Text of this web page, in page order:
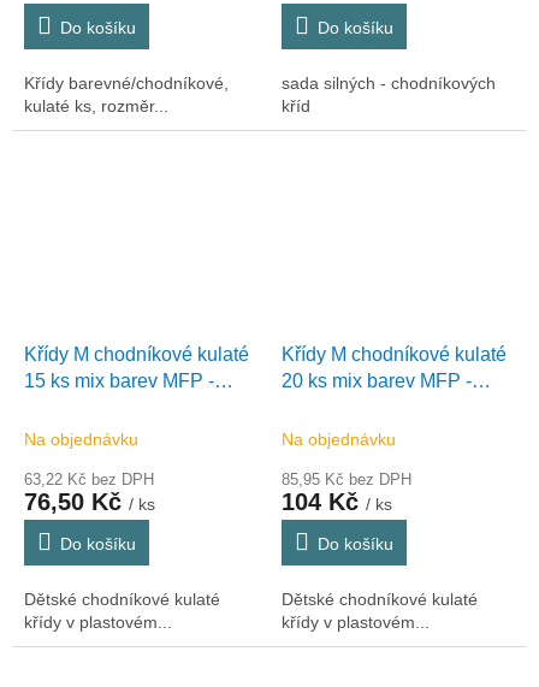
Do košíku
Křídy barevné/chodníkové,
kulaté ks, rozměr...
Do košíku
sada silných - chodníkových
kříd
Křídy M chodníkové kulaté
15 ks mix barev MFP -
Na objednávku
63,22 Kč bez DPH
76,50 Kč / ks
Do košíku
Dětské chodníkové kulaté
křídy v plastovém...
Křídy M chodníkové kulaté
20 ks mix barev MFP -
Na objednávku
85,95 Kč bez DPH
104 Kč / ks
Do košíku
Dětské chodníkové kulaté
křídy v plastovém...